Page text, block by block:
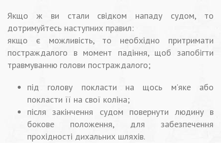
Якщо ж ви стали свідком нападу судом, то
дотримуйтесь наступних правил:
якщо є можливість, то необхідно притримати
постраждалого в момент падіння, щоб запобігти
травмуванню голови постраждалого;
під голову покласти на щось м’яке або
покласти її на свої коліна;
після закінчення судом повернути людину в
бокове положення, для забезпечення
прохідності дихальних шляхів.